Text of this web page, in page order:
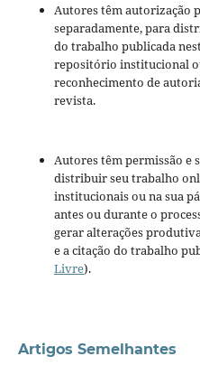
Autores têm autorização
separadamente, para
do trabalho publicada
repositório institucional
reconhecimento de
revista.
Autores têm permissão e
distribuir seu trabalho
institucionais ou na sua
antes ou durante o
gerar alterações
e a citação do trabalho
Livre).
Artigos Semelhantes